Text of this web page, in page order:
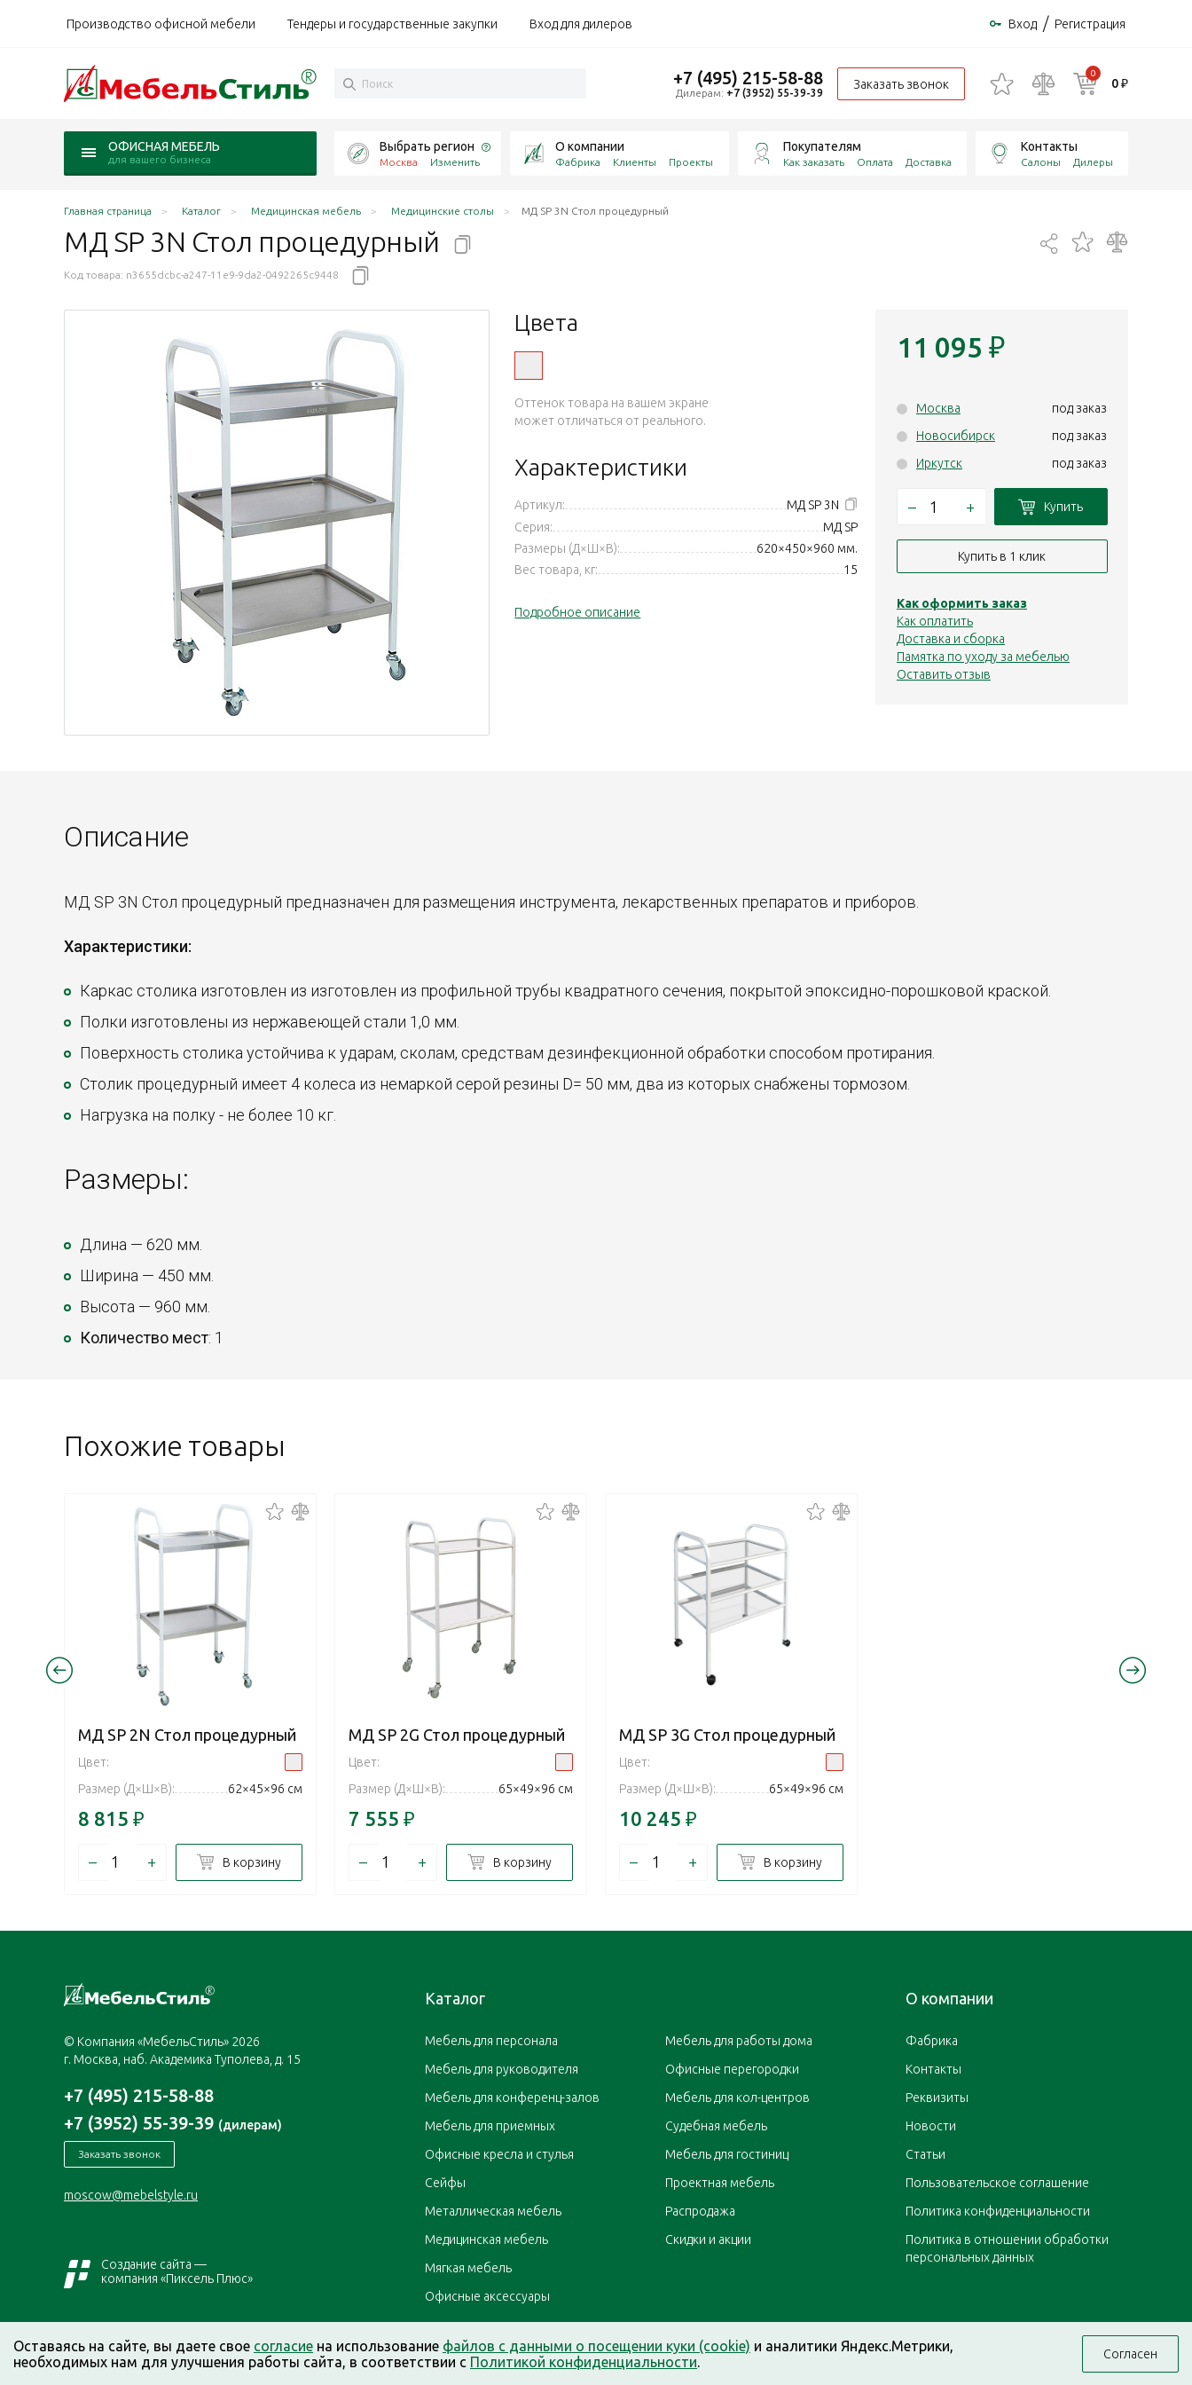
Производство офисной мебели Тендеры и государственные закупки Вход для дилеров Вход / Регистрация
+7 (495) 215-58-88
Дилерам: +7 (3952) 55-39-39
Заказать звонок
0
0 ₽
ОФИСНАЯ МЕБЕЛЬ
для вашего бизнеса
Выбрать регион
Москва Изменить
О компании
Фабрика Клиенты Проекты
Покупателям
Как заказать Оплата Доставка
Контакты
Салоны Дилеры
Главная страница Каталог Медицинская мебель Медицинские столы МД SP 3N Стол процедурный
МД SP 3N Стол процедурный
Код товара: n3655dcbc-a247-11e9-9da2-0492265c9448
Цвета
Оттенок товара на вашем экране
может отличаться от реального.
Характеристики
Артикул:
МД SP 3N
Серия:
МД SP
Размеры (Д×Ш×В):
620×450×960 мм.
Вес товара, кг:
15
Подробное описание
11 095 ₽
Москва
под заказ
Новосибирск
под заказ
Иркутск
под заказ
– + Купить
Купить в 1 клик
Как оформить заказ
Как оплатить
Доставка и сборка
Памятка по уходу за мебелью
Оставить отзыв
Описание
МД SP 3N Стол процедурный предназначен для размещения инструмента, лекарственных препаратов и приборов.
Характеристики:
Каркас столика изготовлен из изготовлен из профильной трубы квадратного сечения, покрытой эпоксидно-порошковой краской.
Полки изготовлены из нержавеющей стали 1,0 мм.
Поверхность столика устойчива к ударам, сколам, средствам дезинфекционной обработки способом протирания.
Столик процедурный имеет 4 колеса из немаркой серой резины D= 50 мм, два из которых снабжены тормозом.
Нагрузка на полку - не более 10 кг.
Размеры:
Длина — 620 мм.
Ширина — 450 мм.
Высота — 960 мм.
Количество мест: 1
Похожие товары
МД SP 2N Стол процедурный
Цвет:
Размер (Д×Ш×В):
62×45×96 см
8 815 ₽
– + В корзину
МД SP 2G Стол процедурный
Цвет:
Размер (Д×Ш×В):
65×49×96 см
7 555 ₽
– + В корзину
МД SP 3G Стол процедурный
Цвет:
Размер (Д×Ш×В):
65×49×96 см
10 245 ₽
– + В корзину
© Компания «МебельСтиль» 2026
г. Москва, наб. Академика Туполева, д. 15
+7 (495) 215-58-88
+7 (3952) 55-39-39 (дилерам)
Заказать звонок
moscow@mebelstyle.ru
Создание сайта —
компания «Пиксель Плюс»
Каталог
Мебель для персонала
Мебель для руководителя
Мебель для конференц-залов
Мебель для приемных
Офисные кресла и стулья
Сейфы
Металлическая мебель
Медицинская мебель
Мягкая мебель
Офисные аксессуары
Мебель для работы дома
Офисные перегородки
Мебель для кол-центров
Судебная мебель
Мебель для гостиниц
Проектная мебель
Распродажа
Скидки и акции
О компании
Фабрика
Контакты
Реквизиты
Новости
Статьи
Пользовательское соглашение
Политика конфиденциальности
Политика в отношении обработки
персональных данных
Оставаясь на сайте, вы даете свое согласие на использование файлов с данными о посещении куки (cookie) и аналитики Яндекс.Метрики,
необходимых нам для улучшения работы сайта, в соответствии с Политикой конфиденциальности. Согласен